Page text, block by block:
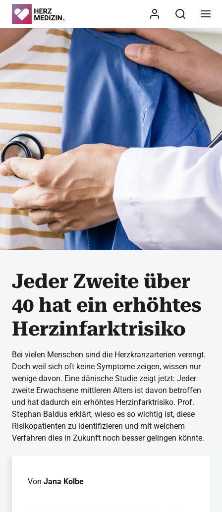
Jeder Zweite über
40 hat ein erhöhtes
Herzinfarktrisiko
Bei vielen Menschen sind die Herzkranzarterien verengt.
Doch weil sich oft keine Symptome zeigen, wissen nur
wenige davon. Eine dänische Studie zeigt jetzt: Jeder
zweite Erwachsene mittleren Alters ist davon betroffen
und hat dadurch ein erhöhtes Herzinfarktrisiko. Prof.
Stephan Baldus erklärt, wieso es so wichtig ist, diese
Risikopatienten zu identifizieren und mit welchem
Verfahren dies in Zukunft noch besser gelingen könnte.
Von Jana Kolbe